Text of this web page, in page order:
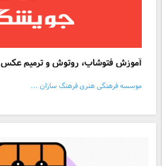
آموزش فتوشاپ، روتوش و ترمیم عکس
موسسه فرهنگی هنری فرهنگ سازان ...